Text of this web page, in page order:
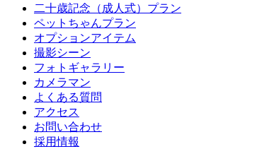
二十歳記念（成人式）プラン
ペットちゃんプラン
オプションアイテム
撮影シーン
フォトギャラリー
カメラマン
よくある質問
アクセス
お問い合わせ
採用情報